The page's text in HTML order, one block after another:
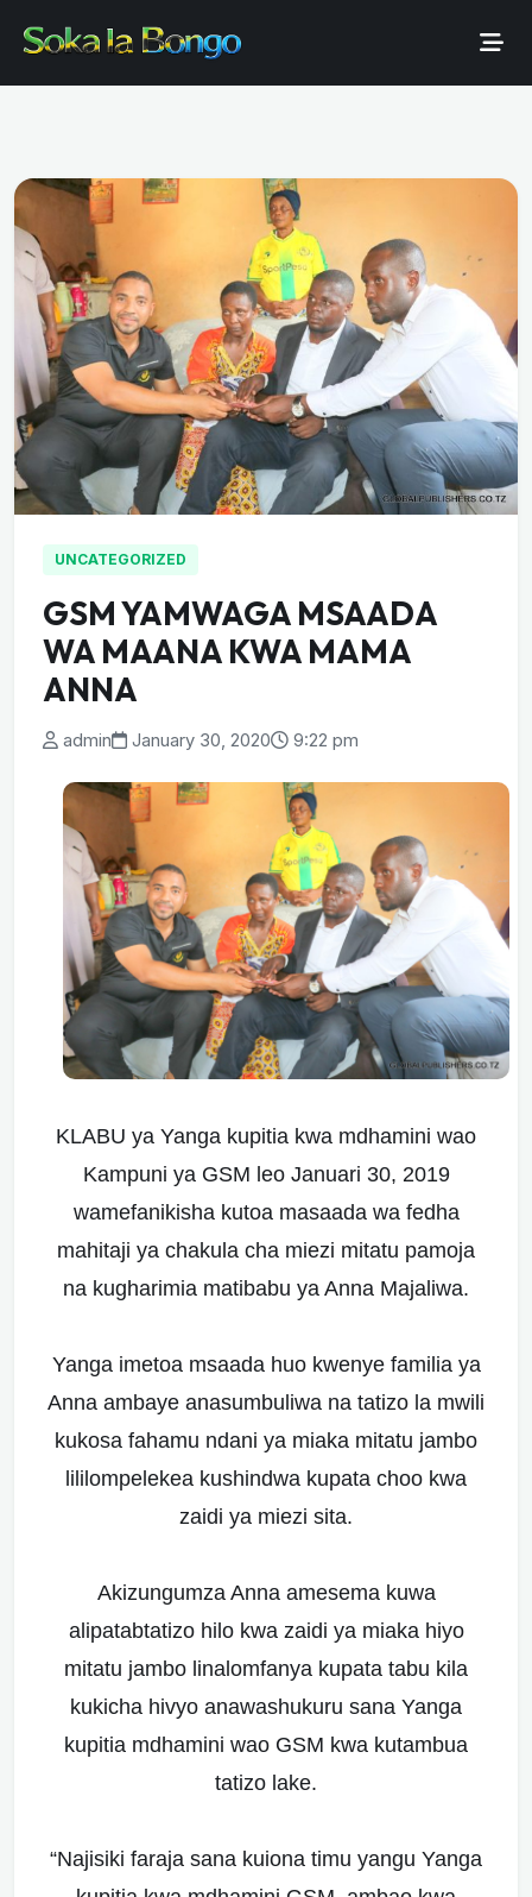
UNCATEGORIZED
GSM YAMWAGA MSAADA
WA MAANA KWA MAMA
ANNA
admin January 30, 2020 9:22 pm
KLABU ya Yanga kupitia kwa mdhamini wao
Kampuni ya GSM leo Januari 30, 2019
wamefanikisha kutoa masaada wa fedha
mahitaji ya chakula cha miezi mitatu pamoja
na kugharimia matibabu ya Anna Majaliwa.
Yanga imetoa msaada huo kwenye familia ya
Anna ambaye anasumbuliwa na tatizo la mwili
kukosa fahamu ndani ya miaka mitatu jambo
lililompelekea kushindwa kupata choo kwa
zaidi ya miezi sita.
Akizungumza Anna amesema kuwa
alipatabtatizo hilo kwa zaidi ya miaka hiyo
mitatu jambo linalomfanya kupata tabu kila
kukicha hivyo anawashukuru sana Yanga
kupitia mdhamini wao GSM kwa kutambua
tatizo lake.
“Najisiki faraja sana kuiona timu yangu Yanga